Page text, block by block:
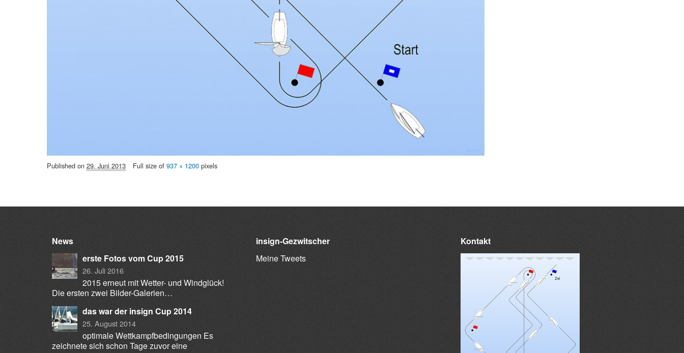
Published on 29. Juni 2013 Full size of 937 × 1200 pixels
News
erste Fotos vom Cup 2015
26. Juli 2016
2015 erneut mit Wetter- und Windglück!
Die ersten zwei Bilder-Galerien…
das war der insign Cup 2014
25. August 2014
optimale Wettkampfbedingungen Es
zeichnete sich schon Tage zuvor eine
insign-Gezwitscher
Meine Tweets
Kontakt